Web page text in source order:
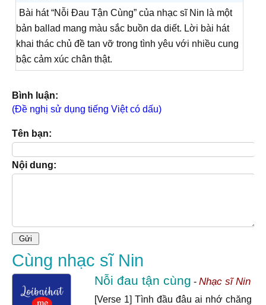
Bài hát “Nỗi Đau Tận Cùng” của nhạc sĩ Nin là một
bản ballad mang màu sắc buồn da diết. Lời bài hát
khai thác chủ đề tan vỡ trong tình yêu với nhiều cung
bậc cảm xúc chân thật.
Bình luận:
(Đề nghị sử dụng tiếng Việt có dấu)
Tên bạn:
Nội dung:
Cùng nhạc sĩ Nin
Nỗi đau tận cùng - Nhạc sĩ Nin
[Verse 1] Tình đầu đâu ai nhớ chăng